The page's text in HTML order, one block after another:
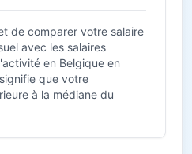
de comparer votre salaire
avec les salaires
en Belgique en
que votre
à la médiane du